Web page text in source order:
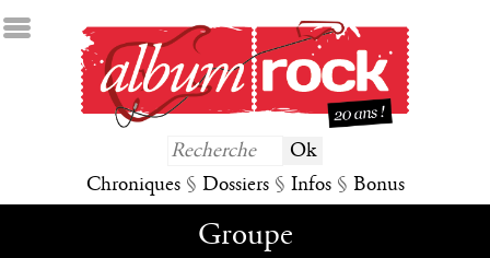
Chroniques § Dossiers § Infos § Bonus
Groupe